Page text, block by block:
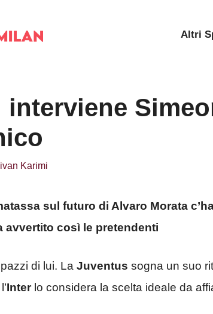
Altri
interviene
Karimi
sul futuro di Alvaro Morata
avvertito così le pretendenti
di lui. La Juventus sogna un suo
Interlo considera la scelta ideale da